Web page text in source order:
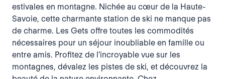
estivales en montagne. Nichée au cœur de la Haute-
Savoie, cette charmante station de ski ne manque pas
de charme. Les Gets offre toutes les commodités
nécessaires pour un séjour inoubliable en famille ou
entre amis. Profitez de l'incroyable vue sur les
montagnes, dévalez les pistes de ski, et découvrez la